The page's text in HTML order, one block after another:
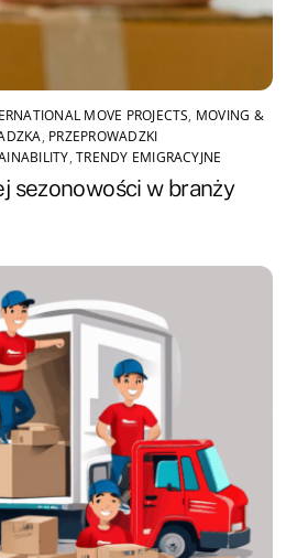
MOVE PROJECTS, MOVING &
, PRZEPROWADZKI
,TRENDY EMIGRACYJNE
sezonowości w branży